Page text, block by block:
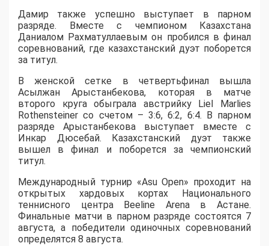
Дамир также успешно выступает в парном
разряде. Вместе с чемпионом Казахстана
Даниалом Рахматуллаевым он пробился в финал
соревнований, где казахстанский дуэт поборется
за титул.
В женской сетке в четвертьфинал вышла
Асылжан Арыстанбекова, которая в матче
второго круга обыграла австрийку Liel Marlies
Rothensteiner со счетом – 3:6, 6:2, 6:4. В парном
разряде Арыстанбекова выступает вместе с
Инкар Дюсебай. Казахстанский дуэт также
вышел в финал и поборется за чемпионский
титул.
Международный турнир «Asu Open» проходит на
открытых хардовых кортах Национального
теннисного центра Beeline Arena в Астане.
Финальные матчи в парном разряде состоятся 7
августа, а победители одиночных соревнований
определятся 8 августа.